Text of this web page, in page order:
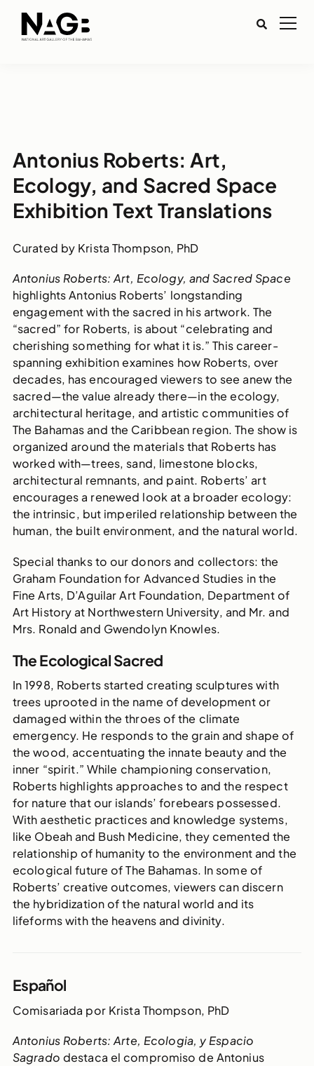
Antonius Roberts: Art,
Ecology, and Sacred Space
Exhibition Text Translations
Curated by Krista Thompson, PhD
Antonius Roberts: Art, Ecology, and Sacred Space
highlights Antonius Roberts’ longstanding
engagement with the sacred in his artwork. The
“sacred” for Roberts, is about “celebrating and
cherishing something for what it is.” This career-
spanning exhibition examines how Roberts, over
decades, has encouraged viewers to see anew the
sacred—the value already there—in the ecology,
architectural heritage, and artistic communities of
The Bahamas and the Caribbean region. The show is
organized around the materials that Roberts has
worked with—trees, sand, limestone blocks,
architectural remnants, and paint. Roberts’ art
encourages a renewed look at a broader ecology:
the intrinsic, but imperiled relationship between the
human, the built environment, and the natural world.
Special thanks to our donors and collectors: the
Graham Foundation for Advanced Studies in the
Fine Arts, D’Aguilar Art Foundation, Department of
Art History at Northwestern University, and Mr. and
Mrs. Ronald and Gwendolyn Knowles.
The Ecological Sacred
In 1998, Roberts started creating sculptures with
trees uprooted in the name of development or
damaged within the throes of the climate
emergency. He responds to the grain and shape of
the wood, accentuating the innate beauty and the
inner “spirit.” While championing conservation,
Roberts highlights approaches to and the respect
for nature that our islands’ forebears possessed.
With aesthetic practices and knowledge systems,
like Obeah and Bush Medicine, they cemented the
relationship of humanity to the environment and the
ecological future of The Bahamas. In some of
Roberts’ creative outcomes, viewers can discern
the hybridization of the natural world and its
lifeforms with the heavens and divinity.
Español
Comisariada por Krista Thompson, PhD
Antonius Roberts: Arte, Ecologia, y Espacio
Sagrado destaca el compromiso de Antonius